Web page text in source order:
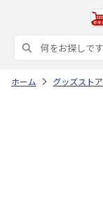
ホーム グッズストア